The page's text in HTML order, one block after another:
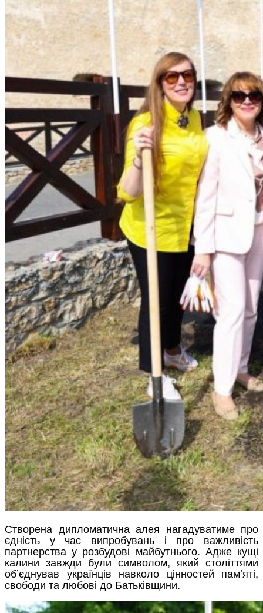
Створена дипломатична алея нагадуватиме про
єдність у час випробувань і про важливість
партнерства у розбудові майбутнього. Адже кущі
калини завжди були символом, який століттями
об’єднував українців навколо цінностей пам’яті,
свободи та любові до Батьківщини.